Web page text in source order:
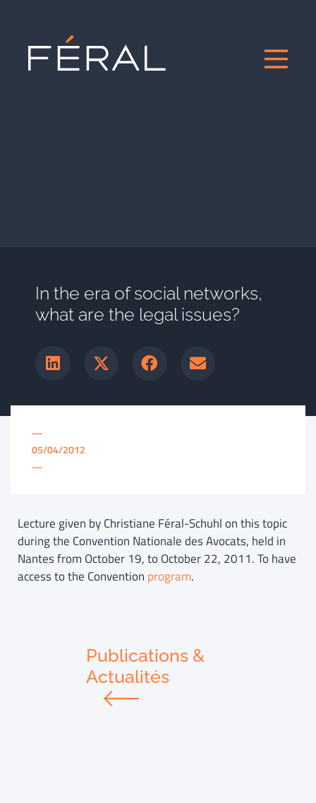
In the era of social networks,
what are the legal issues?
—
05/04/2012
—
Lecture given by Christiane Féral-Schuhl on this topic
during the Convention Nationale des Avocats, held in
Nantes from October 19, to October 22, 2011. To have
access to the Convention program.
Publications &
Actualités